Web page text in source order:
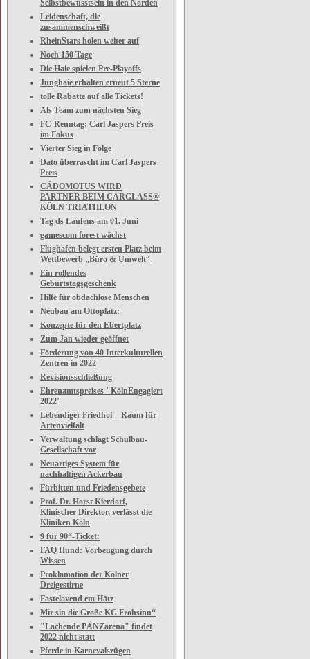
Selbstbewusstsein in den Norden
Leidenschaft, die
zusammenschweißt
RheinStars holen weiter auf
Noch 150 Tage
Die Haie spielen Pre-Playoffs
Junghaie erhalten erneut 5 Sterne
tolle Rabatte auf alle Tickets!
Als Team zum nächsten Sieg
FC-Renntag: Carl Jaspers Preis
im Fokus
Vierter Sieg in Folge
Dato überrascht im Carl Jaspers
Preis
CÁDOMOTUS WIRD
PARTNER BEIM CARGLASS®
KÖLN TRIATHLON
Tag ds Laufens am 01. Juni
gamescom forest wächst
Flughafen belegt ersten Platz beim
Wettbewerb „Büro & Umwelt“
Ein rollendes
Geburtstagsgeschenk
Hilfe für obdachlose Menschen
Neubau am Ottoplatz:
Konzepte für den Ebertplatz
Zum Jan wieder geöffnet
Förderung von 40 Interkulturellen
Zentren in 2022
Revisionsschließung
Ehrenamtspreises "KölnEngagiert
2022"
Lebendiger Friedhof – Raum für
Artenvielfalt
Verwaltung schlägt Schulbau-
Gesellschaft vor
Neuartiges System für
nachhaltigen Ackerbau
Fürbitten und Friedensgebete
Prof. Dr. Horst Kierdorf,
Klinischer Direktor, verlässt die
Kliniken Köln
9 für 90“-Ticket:
FAQ Hund: Vorbeugung durch
Wissen
Proklamation der Kölner
Dreigestirne
Fastelovend em Hätz
Mir sin die Große KG Frohsinn“
"Lachende PÄNZarena" findet
2022 nicht statt
Pferde in Karnevalszügen